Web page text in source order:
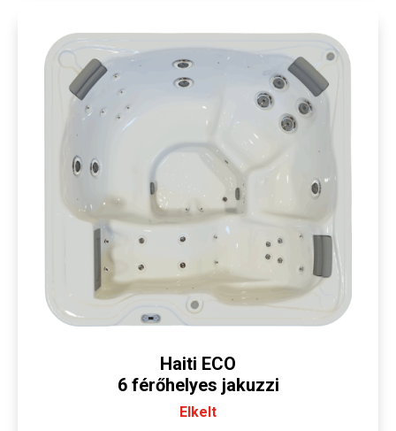
Haiti ECO
6 férőhelyes jakuzzi
Elkelt